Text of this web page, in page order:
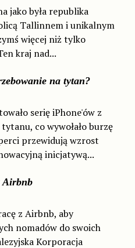
jako była republika
Tallinnem i unikalnym
więcej niż tylko
kraj nad...
na tytan?
serię iPhone'ów z
co wywołało burzę
przewidują wzrost
inicjatywą...
Airbnb
z Airbnb, aby
nomadów do swoich
Korporacja